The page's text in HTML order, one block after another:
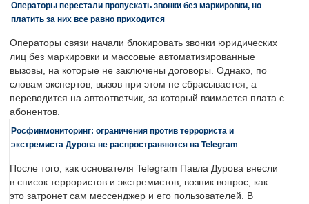
Операторы перестали пропускать звонки без маркировки, но
платить за них все равно приходится
Операторы связи начали блокировать звонки юридических
лиц без маркировки и массовые автоматизированные
вызовы, на которые не заключены договоры. Однако, по
словам экспертов, вызов при этом не сбрасывается, а
переводится на автоответчик, за который взимается плата с
абонентов.
Росфинмониторинг: ограничения против террориста и
экстремиста Дурова не распространяются на Telegram
После того, как основателя Telegram Павла Дурова внесли
в список террористов и экстремистов, возник вопрос, как
это затронет сам мессенджер и его пользователей. В